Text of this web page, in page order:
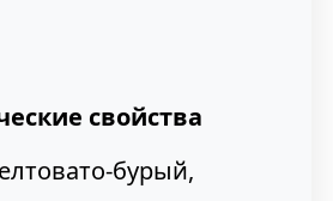
свойства
бурый,